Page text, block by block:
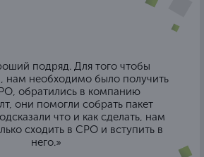
подряд. Для того чтобы
нам необходимо было получить
обратились в компанию
они помогли собрать пакет
что и как сделать, нам
сходить в СРО и вступить в
него.»